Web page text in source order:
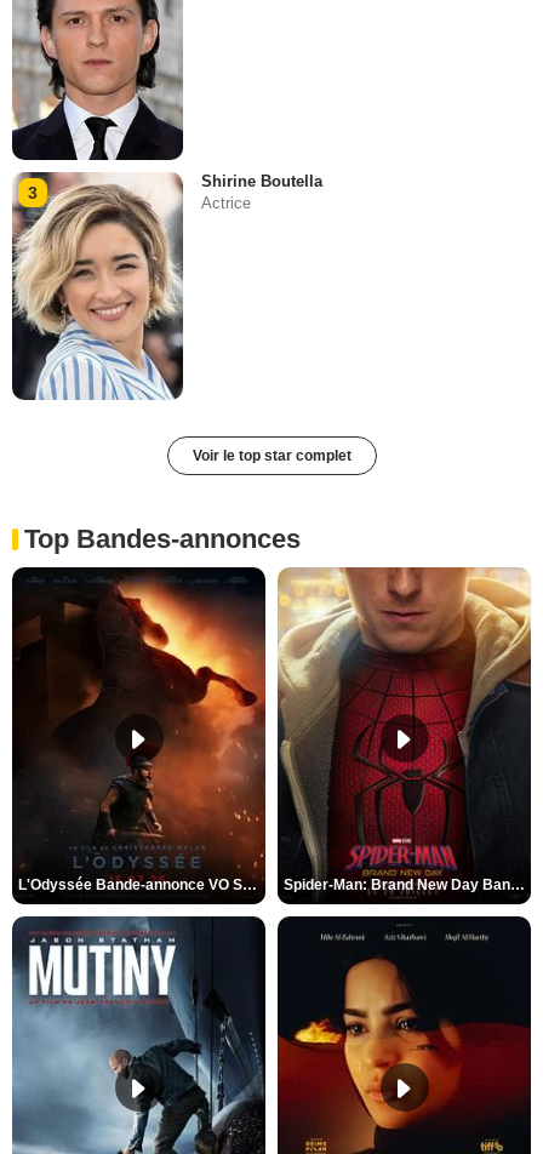
3
Shirine Boutella
Actrice
Voir le top star complet
Top Bandes-annonces
L'Odyssée Bande-annonce VO STFR Spider-Man: Brand New Day Bande-annonce VO STFR